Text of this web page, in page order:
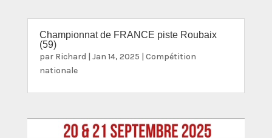
Championnat de FRANCE piste Roubaix
(59)
par Richard | Jan 14, 2025 | Compétition
nationale